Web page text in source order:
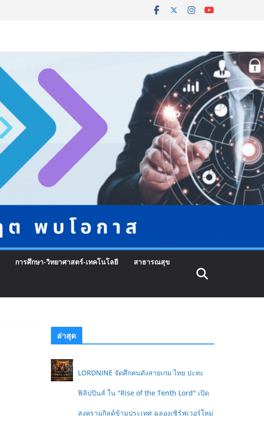
การศึกษา-วิทยาศาสตร์-เทคโนโลยี สาธารณสุข
ล่าสุด
LORDNINE จัดศึกคนดังสายเกม ไทย ปะทะ
ฟิลิปปินส์ ใน "Rise of the Tenth Lord" เปิด
สงครามกิลด์ข้ามประเทศ ฉลองเซิร์ฟเวอร์ใหม่